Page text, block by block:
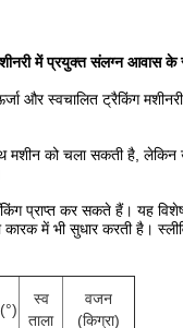
में प्रयुक्त संलग्न आवास के
और स्वचालित ट्रैकिंग
मशीन को चला सकती है,
प्राप्त कर सकते हैं। यह
में भी सुधार करती है।
स्व
ताला
वजन
(किग्रा)